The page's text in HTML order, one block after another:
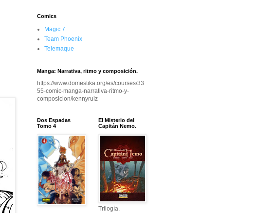
Comics
Magic 7
Team Phoenix
Telemaque
Manga: Narrativa, ritmo y composición.
https://www.domestika.org/es/courses/33
55-comic-manga-narrativa-ritmo-y-
composicion/kennyruiz
Dos Espadas
Tomo 4
El Misterio del
Capitán Nemo.
Trilogía.